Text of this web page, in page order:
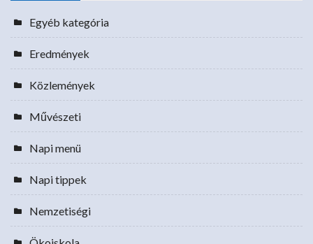
Egyéb kategória
Eredmények
Közlemények
Művészeti
Napi menü
Napi tippek
Nemzetiségi